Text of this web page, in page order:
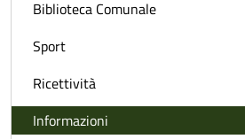
Biblioteca Comunale
Sport
Ricettività
Informazioni